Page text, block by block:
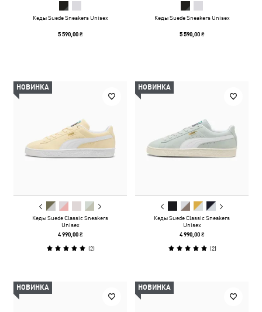
Кеды Suede Sneakers Unisex
5 590,00 ₴
Кеды Suede Sneakers Unisex
5 590,00 ₴
НОВИНКА
Кеды Suede Classic Sneakers
Unisex
4 990,00 ₴
(2)
НОВИНКА
Кеды Suede Classic Sneakers
Unisex
4 990,00 ₴
(2)
НОВИНКА НОВИНКА